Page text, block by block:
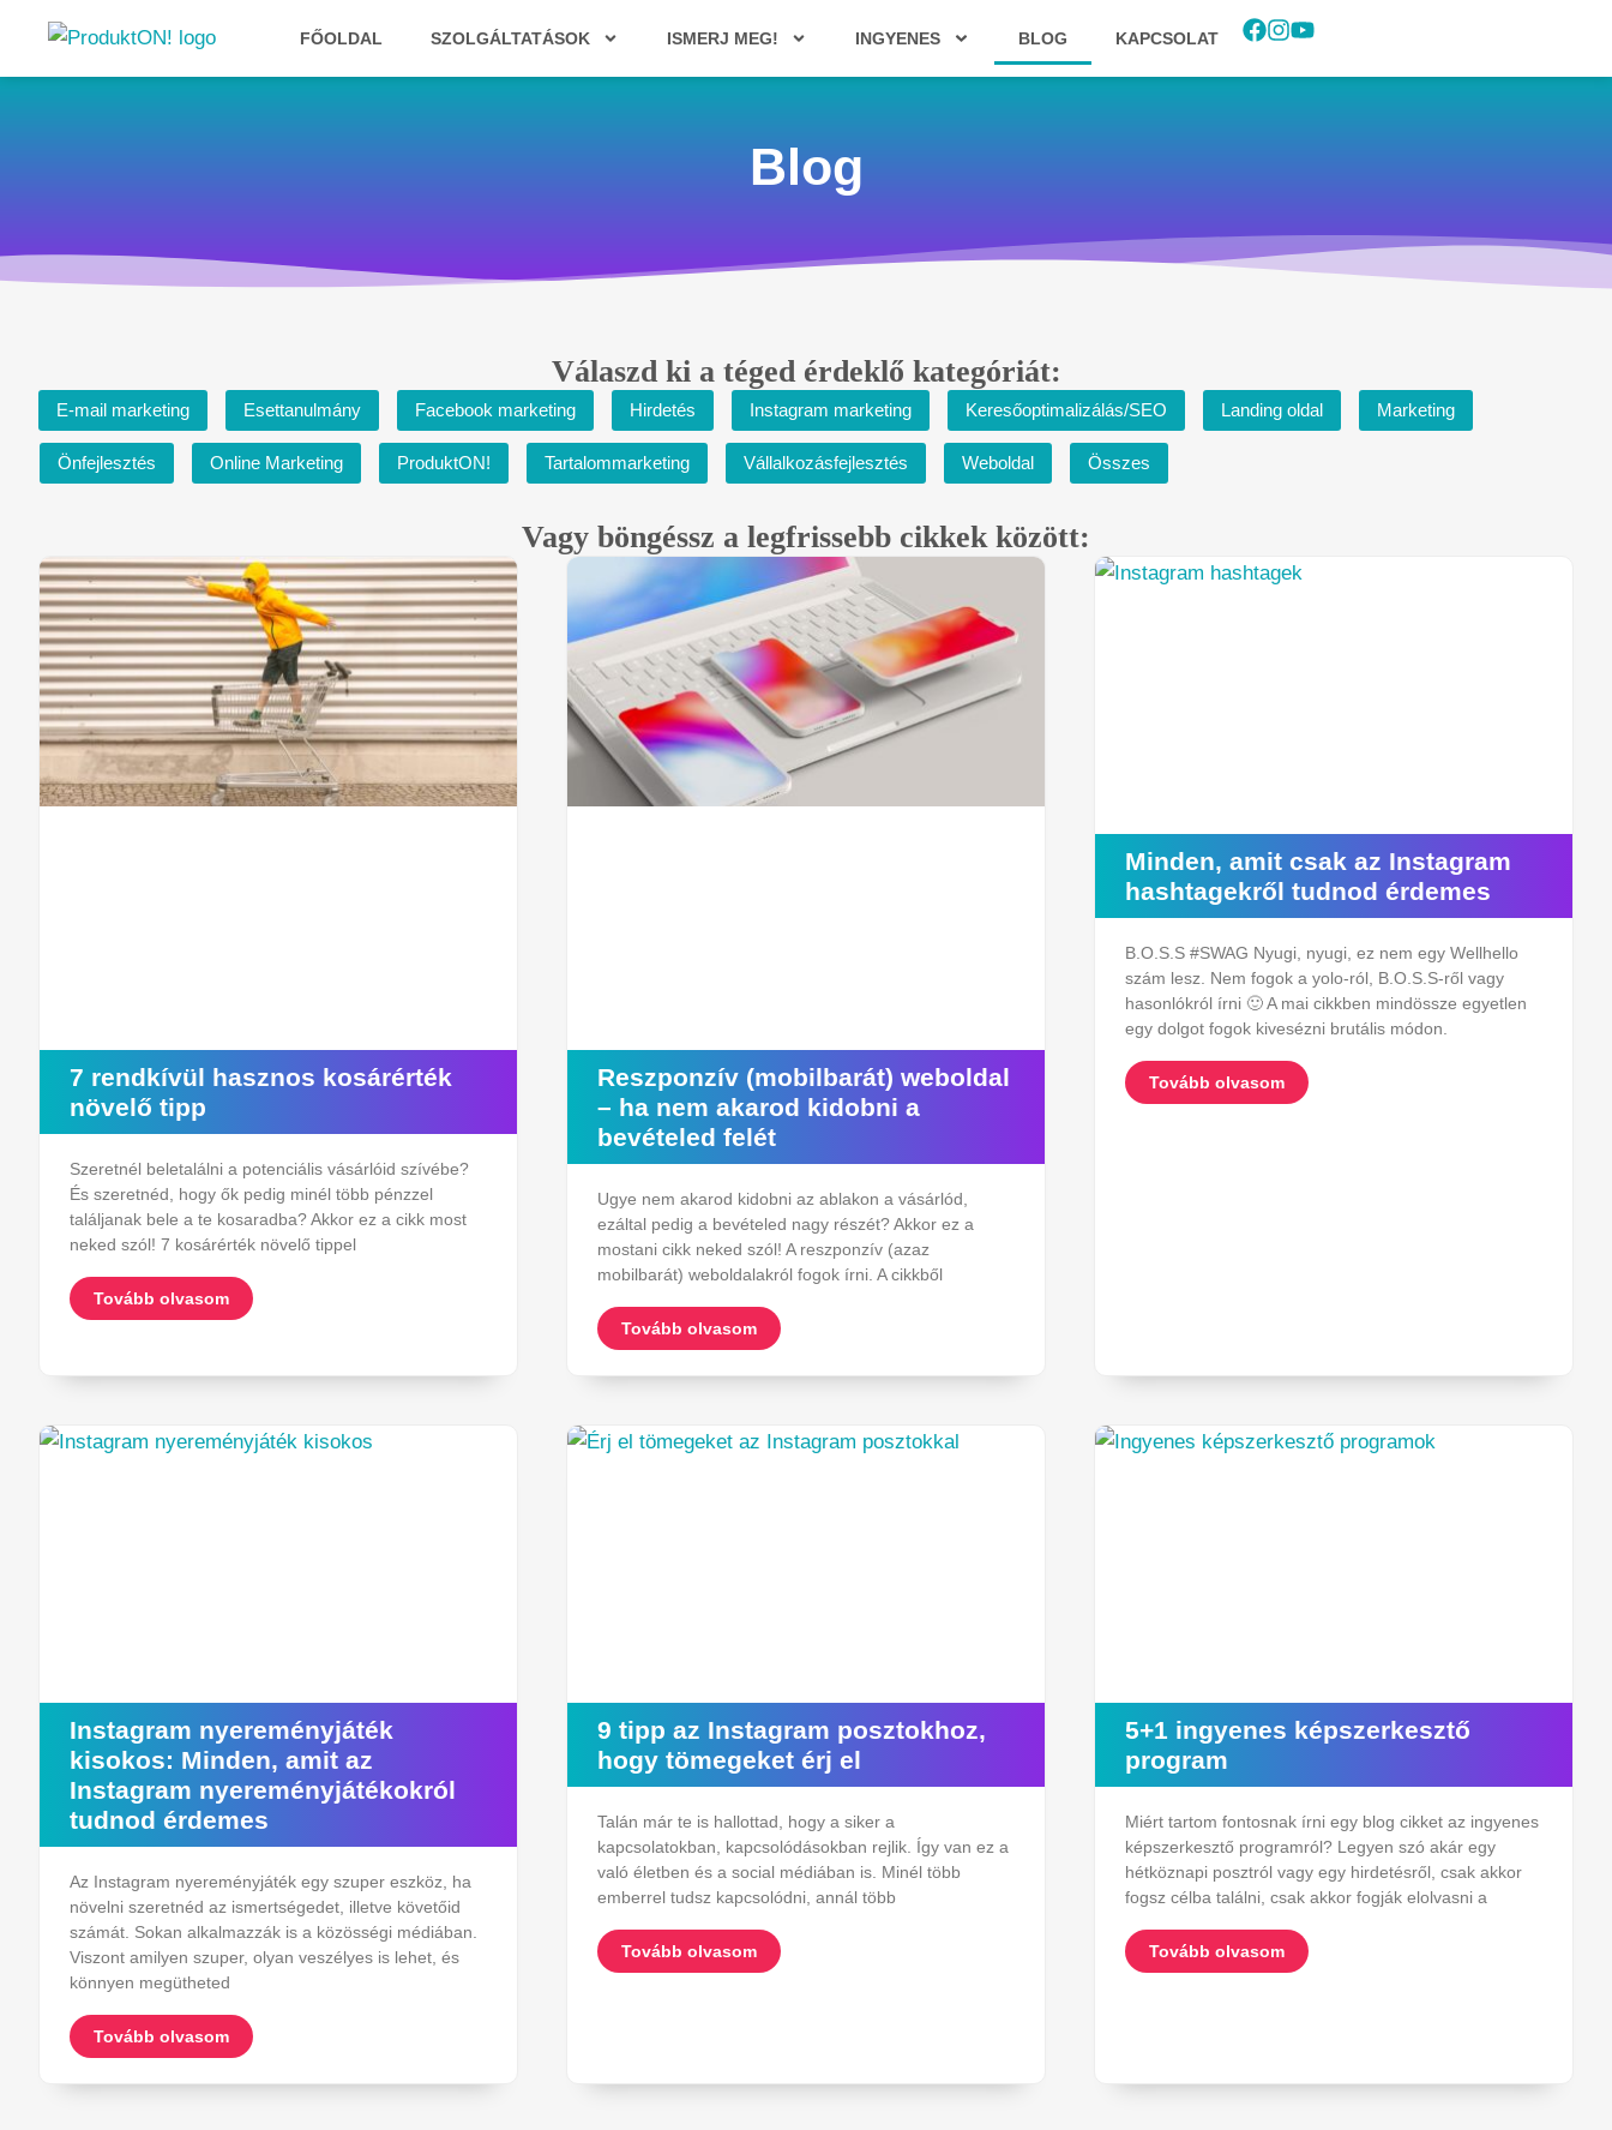
FŐOLDAL SZOLGÁLTATÁSOK ISMERJ MEG! INGYENES BLOG KAPCSOLAT
Blog
Válaszd ki a téged érdeklő kategóriát:
E-mail marketing Esettanulmány Facebook marketing Hirdetés Instagram marketing Keresőoptimalizálás/SEO Landing oldal Marketing
Önfejlesztés Online Marketing ProduktON! Tartalommarketing Vállalkozásfejlesztés Weboldal Összes
Vagy böngéssz a legfrissebb cikkek között:
7 rendkívül hasznos kosárérték
növelő tipp
Szeretnél beletalálni a potenciális vásárlóid szívébe?
És szeretnéd, hogy ők pedig minél több pénzzel
találjanak bele a te kosaradba? Akkor ez a cikk most
neked szól! 7 kosárérték növelő tippel
Tovább olvasom
Reszponzív (mobilbarát) weboldal
– ha nem akarod kidobni a
bevételed felét
Ugye nem akarod kidobni az ablakon a vásárlód,
ezáltal pedig a bevételed nagy részét? Akkor ez a
mostani cikk neked szól! A reszponzív (azaz
mobilbarát) weboldalakról fogok írni. A cikkből
Tovább olvasom
Minden, amit csak az Instagram
hashtagekről tudnod érdemes
B.O.S.S #SWAG Nyugi, nyugi, ez nem egy Wellhello
szám lesz. Nem fogok a yolo-ról, B.O.S.S-ről vagy
hasonlókról írni 🙂 A mai cikkben mindössze egyetlen
egy dolgot fogok kivesézni brutális módon.
Tovább olvasom
Instagram nyereményjáték
kisokos: Minden, amit az
Instagram nyereményjátékokról
tudnod érdemes
Az Instagram nyereményjáték egy szuper eszköz, ha
növelni szeretnéd az ismertségedet, illetve követőid
számát. Sokan alkalmazzák is a közösségi médiában.
Viszont amilyen szuper, olyan veszélyes is lehet, és
könnyen megütheted
Tovább olvasom
9 tipp az Instagram posztokhoz,
hogy tömegeket érj el
Talán már te is hallottad, hogy a siker a
kapcsolatokban, kapcsolódásokban rejlik. Így van ez a
való életben és a social médiában is. Minél több
emberrel tudsz kapcsolódni, annál több
Tovább olvasom
5+1 ingyenes képszerkesztő
program
Miért tartom fontosnak írni egy blog cikket az ingyenes
képszerkesztő programról? Legyen szó akár egy
hétköznapi posztról vagy egy hirdetésről, csak akkor
fogsz célba találni, csak akkor fogják elolvasni a
Tovább olvasom